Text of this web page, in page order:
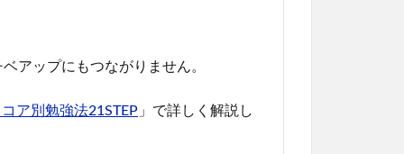
アップにもつながりません。
ア別勉強法21STEP 」で詳しく解説し